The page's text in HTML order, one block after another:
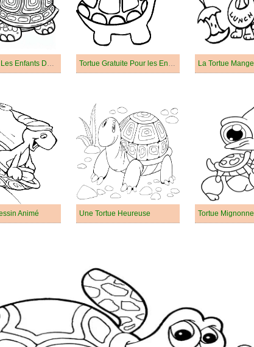
Tortue Pour Les Enfants De 2 An Tortue Gratuite Pour les Enfants
Animé Une Tortue Heureuse Tortue Mignonne